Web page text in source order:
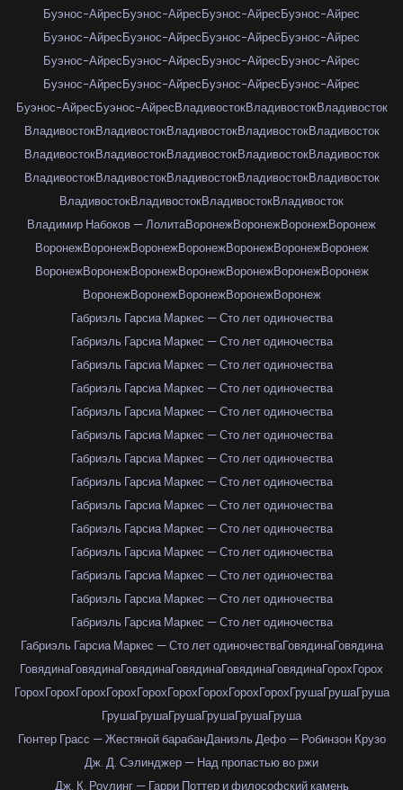
Буэнос-АйресБуэнос-АйресБуэнос-АйресБуэнос-Айрес
Буэнос-АйресБуэнос-АйресБуэнос-АйресБуэнос-Айрес
Буэнос-АйресБуэнос-АйресБуэнос-АйресБуэнос-Айрес
Буэнос-АйресБуэнос-АйресБуэнос-АйресБуэнос-Айрес
Буэнос-АйресБуэнос-АйресВладивостокВладивостокВладивосток
ВладивостокВладивостокВладивостокВладивостокВладивосток
ВладивостокВладивостокВладивостокВладивостокВладивосток
ВладивостокВладивостокВладивостокВладивостокВладивосток
ВладивостокВладивостокВладивостокВладивосток
Владимир Набоков — ЛолитаВоронежВоронежВоронежВоронеж
ВоронежВоронежВоронежВоронежВоронежВоронежВоронеж
ВоронежВоронежВоронежВоронежВоронежВоронежВоронеж
ВоронежВоронежВоронежВоронежВоронеж
Габриэль Гарсиа Маркес — Сто лет одиночества
Габриэль Гарсиа Маркес — Сто лет одиночества
Габриэль Гарсиа Маркес — Сто лет одиночества
Габриэль Гарсиа Маркес — Сто лет одиночества
Габриэль Гарсиа Маркес — Сто лет одиночества
Габриэль Гарсиа Маркес — Сто лет одиночества
Габриэль Гарсиа Маркес — Сто лет одиночества
Габриэль Гарсиа Маркес — Сто лет одиночества
Габриэль Гарсиа Маркес — Сто лет одиночества
Габриэль Гарсиа Маркес — Сто лет одиночества
Габриэль Гарсиа Маркес — Сто лет одиночества
Габриэль Гарсиа Маркес — Сто лет одиночества
Габриэль Гарсиа Маркес — Сто лет одиночества
Габриэль Гарсиа Маркес — Сто лет одиночества
Габриэль Гарсиа Маркес — Сто лет одиночестваГовядинаГовядина
ГовядинаГовядинаГовядинаГовядинаГовядинаГовядинаГорохГорох
ГорохГорохГорохГорохГорохГорохГорохГорохГорохГрушаГрушаГруша
ГрушаГрушаГрушаГрушаГрушаГруша
Гюнтер Грасс — Жестяной барабанДаниэль Дефо — Робинзон Крузо
Дж. Д. Сэлинджер — Над пропастью во ржи
Дж. К. Роулинг — Гарри Поттер и философский камень